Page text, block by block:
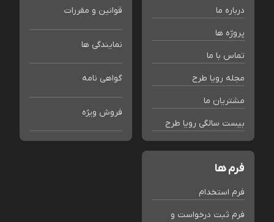
درباره ما
پروژه ها
تماس با ما
مجله رویا طرح
مشتریان ما
بیست سالگی رویا طرح
قوانین و مقررات
نمایندگی ها
گواهی نامه
فروش ویژه
فرم ها
فرم استخدام
فرم ثبت درخواست و